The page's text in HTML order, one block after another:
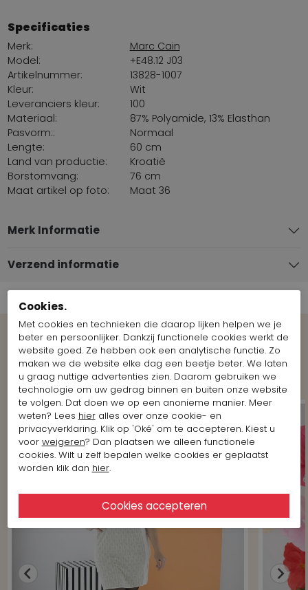
Specificaties
Merk:
Marc Cain
Model:
+E48.12 J03
Artikelnummer:
13828-1007
Kleur:
Wit
Leveranciers kleur:
100
Materiaal:
87% Polyamide, 13% Elasthan
Pasvorm::
Normaal
Lengte:
60 cm
Land van productie:
Kroatië
Borstomvang:
76 cm
Maat artikel op foto:
Maat 36
Merk Informatie
Verzend informatie
Bekijk meer Looks van het merk
Marc Cain
Cookies.
Met cookies en technieken die daarop lijken helpen we je
beter en persoonlijker. Dankzij functionele cookies werkt de
website goed. Ze hebben ook een analytische functie. Zo
maken we de website elke dag een beetje beter. We laten
u graag nuttige advertenties zien. Daarom gebruiken we
technologie om uw gedrag binnen en buiten onze website
te volgen. Dat doen we op een anonieme manier. Meer
weten? Lees hieralles over onze cookie- en
privacyverklaring. Klik op 'Oké' om te accepteren. Kiest u
voor weigeren? Dan plaatsen we alleen functionele
cookies. Wilt u zelf bepalen welke cookies er geplaatst
worden klik dan hier.